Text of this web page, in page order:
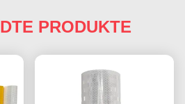
PRODUKTE